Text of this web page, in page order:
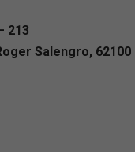
213
Salengro, 62100